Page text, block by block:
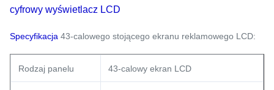
cyfrowy wyświetlacz LCD
Specyfikacja 43-calowego stojącego ekranu reklamowego LCD:
Rodzaj panelu 43-calowy ekran LCD